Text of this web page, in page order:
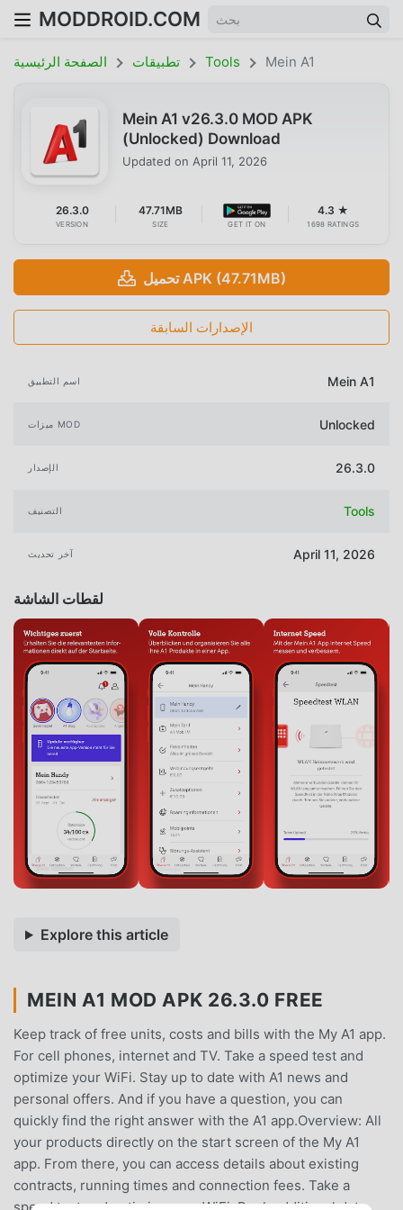
MODDROID.COM
الصفحة الرئيسية تطبيقات Tools Mein A1
Mein A1 v26.3.0 MOD APK
(Unlocked) Download
Updated on April 11, 2026
26.3.0
VERSION
47.71MB
SIZE GET IT ON
4.3 ★
1698 RATINGS
تحميل APK (47.71MB)
الإصدارات السابقة
اسم التطبيق Mein A1
ميزات MOD Unlocked
الإصدار 26.3.0
التصنيف Tools
آخر تحديث April 11, 2026
لقطات الشاشة
Explore this article
MEIN A1 MOD APK 26.3.0 FREE
Keep track of free units, costs and bills with the My A1 app.
For cell phones, internet and TV. Take a speed test and
optimize your WiFi. Stay up to date with A1 news and
personal offers. And if you have a question, you can
quickly find the right answer with the A1 app.Overview: All
your products directly on the start screen of the My A1
app. From there, you can access details about existing
contracts, running times and connection fees. Take a